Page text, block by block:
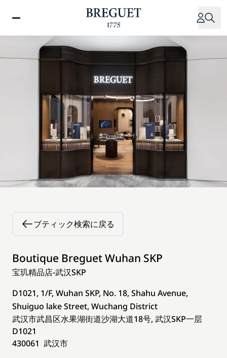
ン
ブティック検索に戻る
Boutique Breguet Wuhan SKP
宝玑精品店-武汉SKP
D1021, 1/F, Wuhan SKP, No. 18, Shahu Avenue,
Shuiguo lake Street, Wuchang District
武汉市武昌区水果湖街道沙湖大道18号, 武汉SKP一层
D1021
430061 武汉市